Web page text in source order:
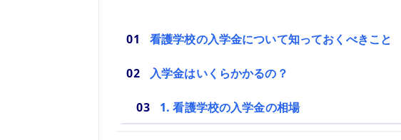
看護学校の入学金について知っておくべきこと
入学金はいくらかかるの？
1. 看護学校の入学金の相場